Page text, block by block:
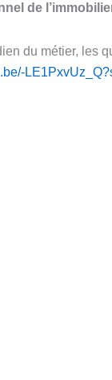
de
du métier,